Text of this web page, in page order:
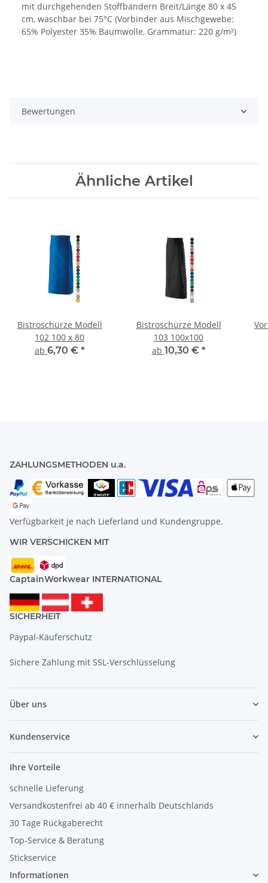
mit durchgehenden Stoffbändern Breit/Länge 80 x 45
cm, waschbar bei 75°C (Vorbinder aus Mischgewebe:
65% Polyester 35% Baumwolle, Grammatur: 220 g/m²)
Bewertungen
Ähnliche Artikel
Bistroschürze Modell
102 100 x 80
ab 6,70 € *
Bistroschürze Modell
103 100x100
ab 10,30 € *
ZAHLUNGSMETHODEN u.a.
Verfügbarkeit je nach Lieferland und Kundengruppe.
WIR VERSCHICKEN MIT
CaptainWorkwear INTERNATIONAL
SICHERHEIT
Paypal-Käuferschutz
Sichere Zahlung mit SSL-Verschlüsselung
Über uns
Kundenservice
Ihre Vorteile
schnelle Lieferung
Versandkostenfrei ab 40 € innerhalb Deutschlands
30 Tage Rückgaberecht
Top-Service & Beratung
Stickservice
Informationen